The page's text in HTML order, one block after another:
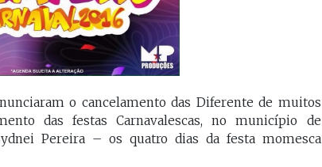
o cancelamento das Diferente de muitos
das festas Carnavalescas, no município de
Pereira – os quatro dias da festa momesca